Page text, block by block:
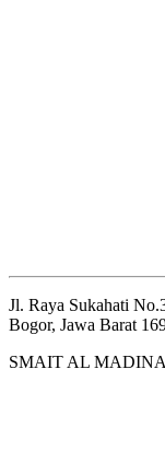
Jl. Raya Sukahati
Bogor, Jawa Barat
SMAIT AL